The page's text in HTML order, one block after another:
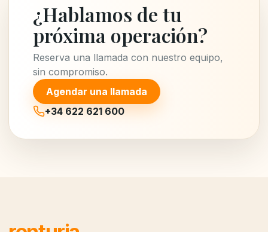
¿Hablamos de tu
próxima operación?
Reserva una llamada con nuestro equipo,
sin compromiso.
Agendar una llamada
+34 622 621 600